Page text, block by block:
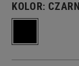
KOLOR: